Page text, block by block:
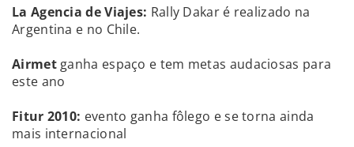
La Agencia de Viajes: Rally Dakar é realizado na
Argentina e no Chile.
Airmetganha espaço e tem metas audaciosas para
este ano
Fitur 2010: evento ganha fôlego e se torna ainda
mais internacional